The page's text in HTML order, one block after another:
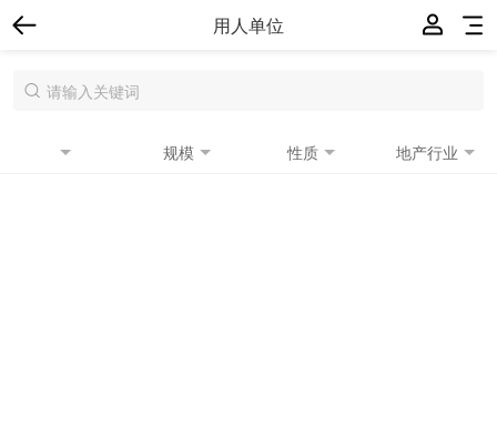
用人单位
规模 性质 地产行业